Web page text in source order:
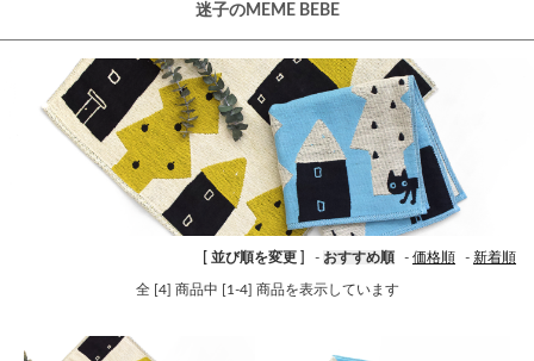
迷子のMEME BEBE
[ 並び順を変更 ] - おすすめ順 - 価格順 - 新着順
全 [4] 商品中 [1-4] 商品を表示しています